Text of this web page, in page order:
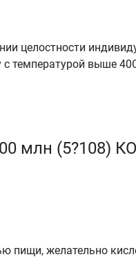
целостности
температурой выше
млн (5?108)
пищи, желательно